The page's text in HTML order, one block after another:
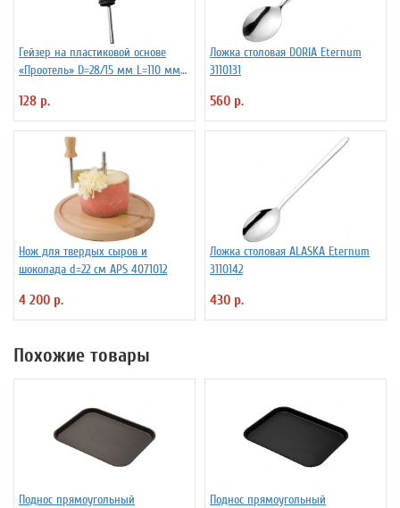
Гейзер на пластиковой основе
«Проотель» D=28/15 мм L=110 мм
128 р.
Ложка столовая DORIA Eternum
3110131
560 р.
Нож для твердых сыров и
шоколада d=22 см APS 4071012
4 200 р.
Ложка столовая ALASKA Eternum
3110142
430 р.
Похожие товары
Поднос прямоугольный
Поднос прямоугольный